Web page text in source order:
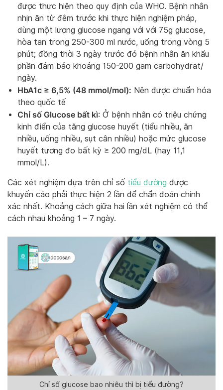
được thực hiện theo quy định của WHO. Bệnh nhân
nhịn ăn từ đêm trước khi thực hiện nghiệm pháp,
dùng một lượng glucose ngang với với 75g glucose,
hòa tan trong 250-300 ml nước, uống trong vòng 5
phút; đồng thời 3 ngày trước đó bệnh nhân ăn khẩu
phần đảm bảo khoảng 150-200 gam carbohydrat/
ngày.
HbA1c ≥ 6,5% (48 mmol/mol): Nên được chuẩn hóa
theo quốc tế
Chỉ số Glucose bất kì: Ở bệnh nhân có triệu chứng
kinh điển của tăng glucose huyết (tiểu nhiều, ăn
nhiều, uống nhiều, sụt cân nhiều) hoặc mức glucose
huyết tương đo bất kỳ ≥ 200 mg/dL (hay 11,1
mmol/L).
Các xét nghiệm dựa trên chỉ số tiểu đường được
khuyến cáo phải thực hiện 2 lần để chẩn đoán chính
xác nhất. Khoảng cách giữa hai lần xét nghiệm có thể
cách nhau khoảng 1 – 7 ngày.
Chỉ số glucose bao nhiêu thì bị tiểu đường?